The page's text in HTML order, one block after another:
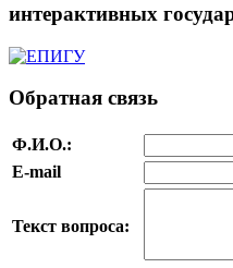
интерактивных
Обратная связь
Ф.И.О.:
E-mail
Текст вопроса: